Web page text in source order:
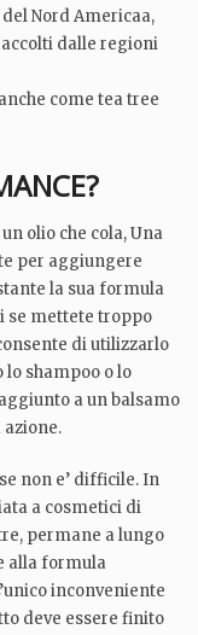
Nord Americaa,
dalle regioni
come tea tree
olio che cola, Una
per aggiungere
la sua formula
se mettete troppo
di utilizzarlo
lo shampoo o lo
a un balsamo
non e’ difficile. In
a cosmetici di
permane a lungo
alla formula
inconveniente
deve essere finito